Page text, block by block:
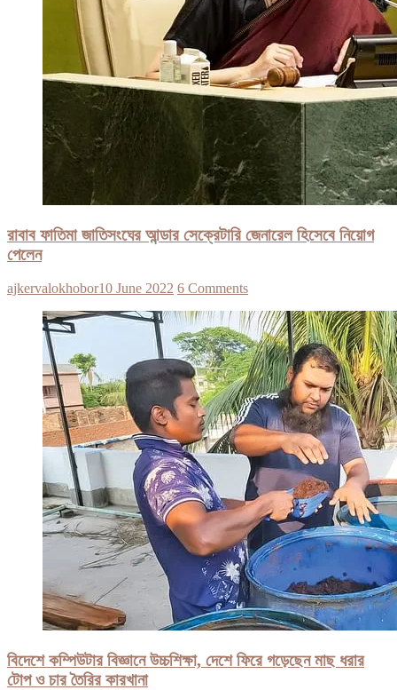
রাবাব ফাতিমা জাতিসংঘের আন্ডার সেক্রেটারি জেনারেল হিসেবে নিয়োগ
পেলেন
ajkervalokhobor10 June 2022 6 Comments
বিদেশে কম্পিউটার বিজ্ঞানে উচ্চশিক্ষা, দেশে ফিরে গড়েছেন মাছ ধরার
টোপ ও চার তৈরির কারখানা